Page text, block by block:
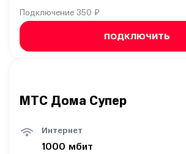
Подключение 350 ₽
ПОДКЛЮЧИТЬ
МТС Дома Супер
Интернет
1000 мбит